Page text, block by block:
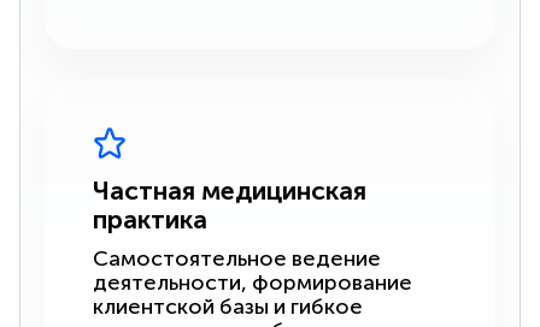
Частная медицинская
практика
Самостоятельное ведение
деятельности, формирование
клиентской базы и гибкое